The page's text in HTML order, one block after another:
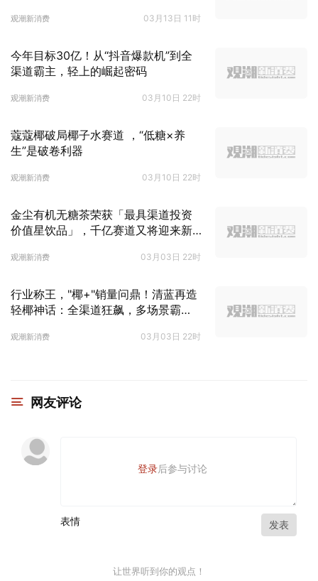
观潮新消费 03月13日 11时
今年目标30亿！从“抖音爆款机”到全
渠道霸主，轻上的崛起密码
观潮新消费 03月10日 22时
蔻蔻椰破局椰子水赛道 ，“低糖×养
生”是破卷利器
观潮新消费 03月10日 22时
金尘有机无糖茶荣获「最具渠道投资
价值星饮品」，千亿赛道又将迎来新
观潮新消费 03月03日 22时
行业称王，"椰+"销量问鼎！清蓝再造
轻椰神话：全渠道狂飙，多场景霸
观潮新消费 03月03日 22时
网友评论
登录后参与讨论
表情 发表
让世界听到你的观点！